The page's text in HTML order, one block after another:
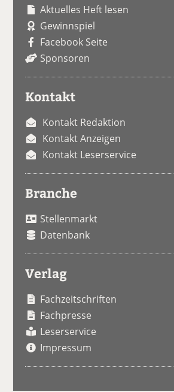
Aktuelles Heft lesen
Gewinnspiel
Facebook Seite
Sponsoren
Kontakt
Kontakt Redaktion
Kontakt Anzeigen
Kontakt Leserservice
Branche
Stellenmarkt
Datenbank
Verlag
Fachzeitschriften
Fachpresse
Leserservice
Impressum